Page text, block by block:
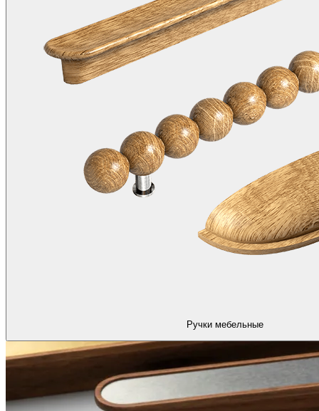
Ручки мебельные